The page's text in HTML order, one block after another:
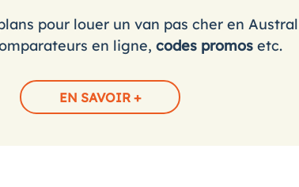
pour louer un van pas cher en
en ligne, codes promos etc.
EN SAVOIR +